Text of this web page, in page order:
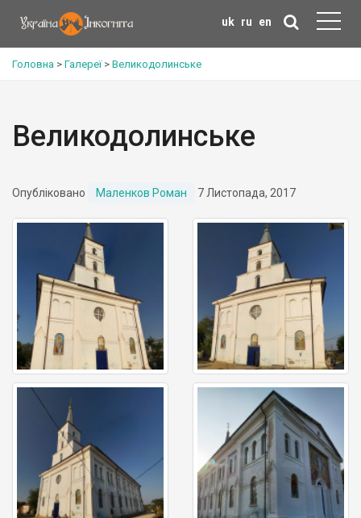
uk ru en
Головна > Галереї> Великодолинське
Великодолинське
Опубліковано Маленков Роман 7 Листопада, 2017